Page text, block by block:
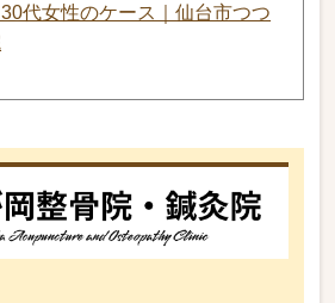
代女性のケース｜仙台市つつ